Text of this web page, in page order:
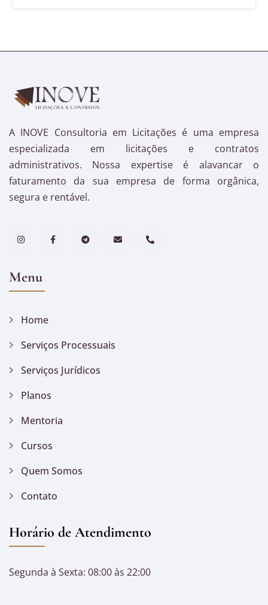
A INOVE Consultoria em Licitações é uma empresa
especializada em licitações e contratos
administrativos. Nossa expertise é alavancar o
faturamento da sua empresa de forma orgânica,
segura e rentável.
Menu
Home
Serviços Processuais
Serviços Jurídicos
Planos
Mentoria
Cursos
Quem Somos
Contato
Horário de Atendimento
Segunda à Sexta: 08:00 às 22:00